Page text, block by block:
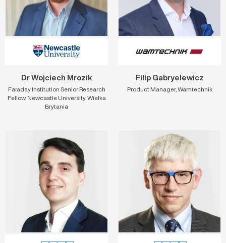
Dr Wojciech Mrozik
Faraday Institution Senior Research
Fellow, Newcastle University, Wielka
Brytania
Filip Gabryelewicz
Product Manager, Wamtechnik